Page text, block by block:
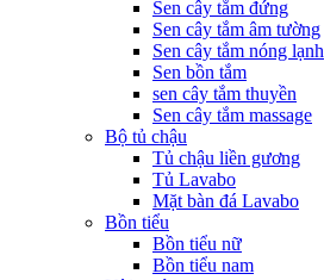
Sen cây tắm đứng
Sen cây tắm âm tường
Sen cây tắm nóng lạnh
Sen bồn tắm
sen cây tắm thuyền
Sen cây tắm massage
Bộ tủ chậu
Tủ chậu liền gương
Tủ Lavabo
Mặt bàn đá Lavabo
Bồn tiểu
Bồn tiểu nữ
Bồn tiểu nam